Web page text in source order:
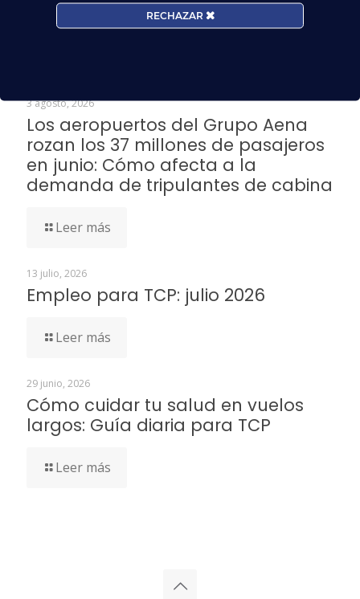
selección y consigas tu plaza.
3 agosto, 2026
Los aeropuertos del Grupo Aena
rozan los 37 millones de pasajeros
en junio: Cómo afecta a la
demanda de tripulantes de cabina
Leer más
13 julio, 2026
Empleo para TCP: julio 2026
Leer más
29 junio, 2026
Cómo cuidar tu salud en vuelos
largos: Guía diaria para TCP
Leer más
RECHAZAR